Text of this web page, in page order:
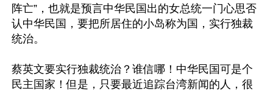
阵亡”，也就是预言中华民国出的女总统一门心思否
认中华民国，要把所居住的小岛称为国，实行独裁
统治。
蔡英文要实行独裁统治？谁信哪！中华民国可是个
民主国家！但是，只要最近追踪台湾新闻的人，很